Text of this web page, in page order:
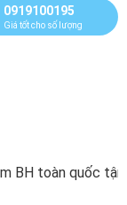
0919100195
Giá tốt cho số lượng
BH toàn quốc tận